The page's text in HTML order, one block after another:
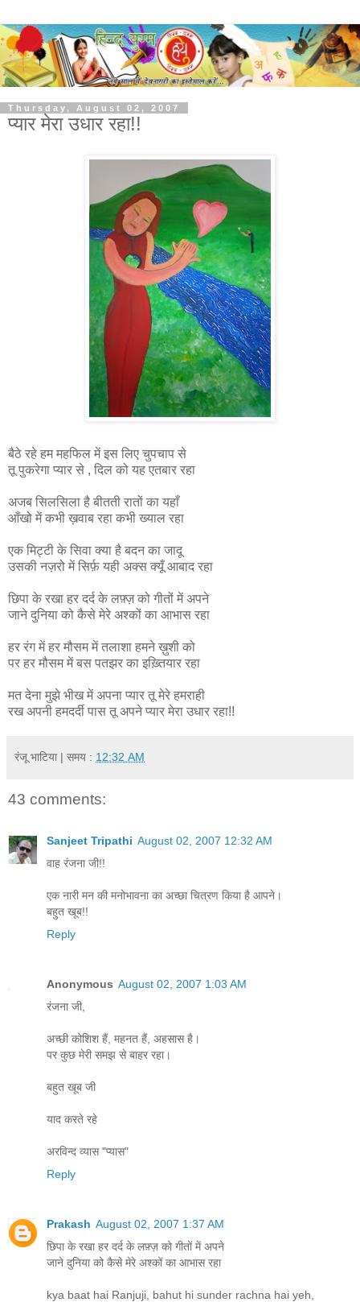
Thursday, August 02, 2007
प्यार मेरा उधार रहा!!
बैठे रहे हम महफिल में इस लिए चुपचाप से
तू पुकरेगा प्यार से , दिल को यह एतबार रहा
अजब सिलसिला है बीतती रातों का यहाँ
आँखो में कभी ख़वाब रहा कभी ख्याल रहा
एक मिट्टी के सिवा क्या है बदन का जादू
उसकी नज़रो में सिर्फ़ यही अक्स क्यूँ आबाद रहा
छिपा के रखा हर दर्द के लफ़्ज़ को गीतों में अपने
जाने दुनिया को कैसे मेरे अश्कों का आभास रहा
हर रंग में हर मौसम में तलाशा हमने ख़ुशी को
पर हर मौसम में बस पतझर का इख़्तियार रहा
मत देना मुझे भीख में अपना प्यार तू मेरे हमराही
रख अपनी हमदर्दी पास तू अपने प्यार मेरा उधार रहा!!
रंजू भाटिया | समय : 12:32 AM
43 comments:
Sanjeet Tripathi August 02, 2007 12:32 AM
वाह रंजना जी!!
एक नारी मन की मनोभावना का अच्छा चित्रण किया है आपने।
बहुत खूब!!
Reply
Anonymous August 02, 2007 1:03 AM
रंजना जी,
अच्छी कोशिश हैं, महनत हैं, अहसास है।
पर कुछ मेरी समझ से बाहर रहा।
बहुत खूब जी
याद करते रहे
अरविन्द व्यास "प्यास"
Reply
Prakash August 02, 2007 1:37 AM
छिपा के रखा हर दर्द के लफ़्ज़ को गीतों में अपने
जाने दुनिया को कैसे मेरे अश्कों का आभास रहा
kya baat hai Ranjuji, bahut hi sunder rachna hai yeh,